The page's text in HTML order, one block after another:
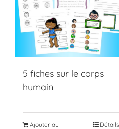
5 fiches sur le corps
humain
Ajouter au
Détails